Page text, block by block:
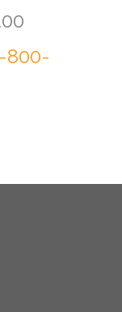
800-